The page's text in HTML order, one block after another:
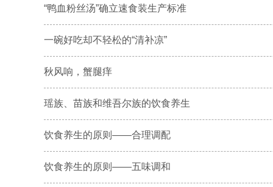
“鸭血粉丝汤”确立速食装生产标准
一碗好吃却不轻松的“清补凉”
秋风响，蟹腿痒
瑶族、苗族和维吾尔族的饮食养生
饮食养生的原则——合理调配
饮食养生的原则——五味调和